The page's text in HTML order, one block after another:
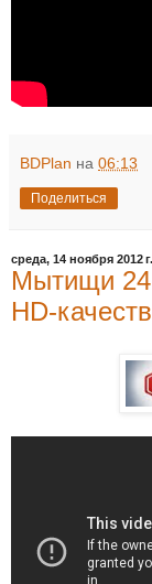
BDPlan на 06:13
Поделиться
среда, 14 ноября 2012 г.
Мытищи
HD-